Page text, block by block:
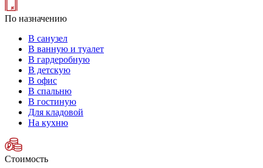
По назначению
В санузел
В ванную и туалет
В гардеробную
В детскую
В офис
В спальню
В гостиную
Для кладовой
На кухню
Стоимость